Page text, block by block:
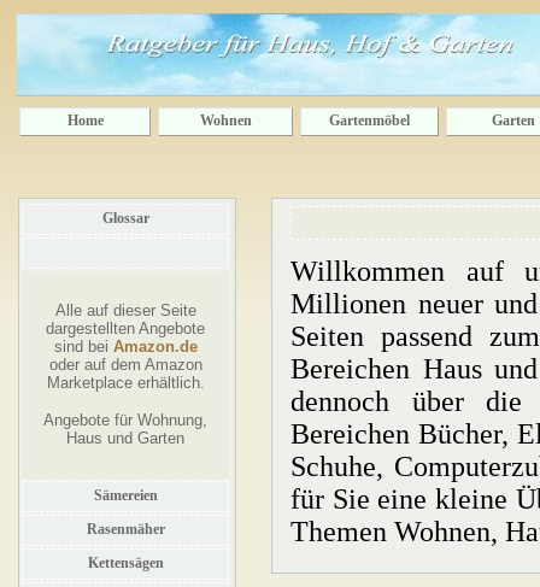
Home Wohnen Gartenmöbel Garten
Glossar
Alle auf dieser Seite
dargestellten Angebote
sind bei Amazon.de
oder auf dem Amazon
Marketplace erhältlich.
Angebote für Wohnung,
Haus und Garten
Sämereien
Rasenmäher
Kettensägen
Willkommen auf
Millionen neuer
Seiten passend
Bereichen Haus
dennoch über die
Bereichen Bücher,
Schuhe,
für Sie eine kleine
Themen Wohnen,